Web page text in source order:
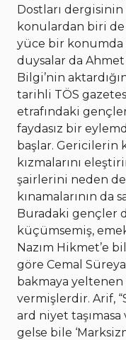
Dostları
konulardan biri
yüce bir
duysalar da Ahmet
Bilgi’nin
tarihli TÖS
etrafındaki
faydasız bir
başlar. Gericilerin
kızmalarını
şairlerini neden
kınamalarının da
Buradaki gençler
küçümsemiş,
Nazım Hikmet’e
göre Cemal
bakmaya yeltenen
vermişlerdir. Arif,
ard niyet
gelse bile